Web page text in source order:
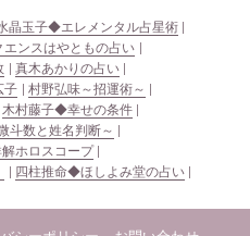
晶玉子◆エレメンタル占星術
ンスはやともの占い
真木あかりの占い
子
村野弘味～招運術～
木村藤子◆幸せの条件
斗数と姓名判断～
ホロスコープ
四柱推命◆ほしよみ堂の占い